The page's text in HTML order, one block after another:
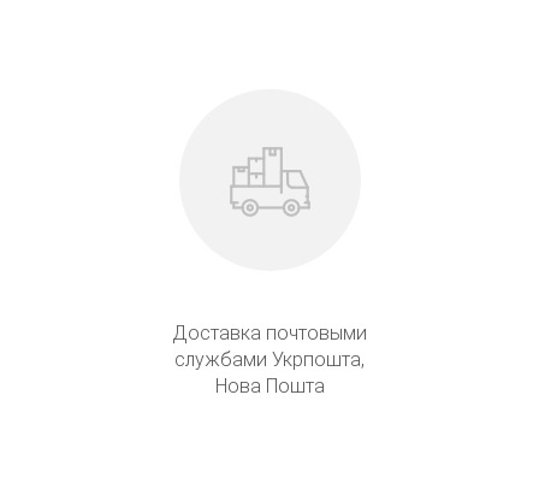
Доставка почтовыми
службами Укрпошта,
Нова Пошта